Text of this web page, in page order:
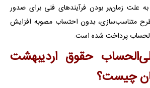
علت زمان‌بر بودن فرآیندهای فنی برای صدور
متناسب‌سازی، بدون احتساب مصوبه افزایش
پرداخت شده است.
حقوق اردیبهشت
چیست؟